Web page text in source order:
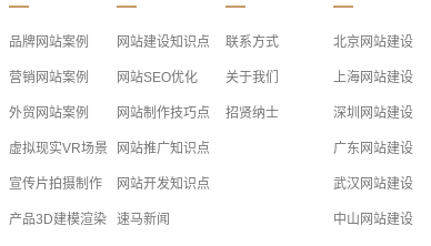
品牌网站案例
营销网站案例
外贸网站案例
虚拟现实VR场景
宣传片拍摄制作
产品3D建模渲染
网站建设知识点
网站SEO优化
网站制作技巧点
网站推广知识点
网站开发知识点
速马新闻
联系方式
关于我们
招贤纳士
北京网站建设
上海网站建设
深圳网站建设
广东网站建设
武汉网站建设
中山网站建设